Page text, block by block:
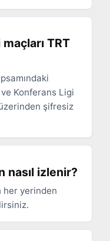
TRT
Konferans Ligi
şifresiz
nasıl izlenir?
her yerinden